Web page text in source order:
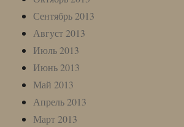
Сентябрь 2013
Август 2013
Июль 2013
Июнь 2013
Май 2013
Апрель 2013
Март 2013